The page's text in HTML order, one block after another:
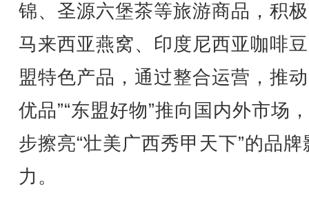
锦、圣源六堡茶等旅游商品，积
马来西亚燕窝、印度尼西亚咖啡
盟特色产品，通过整合运营，推
优品”“东盟好物”推向国内外市场
步擦亮“壮美广西秀甲天下”的品牌
力。